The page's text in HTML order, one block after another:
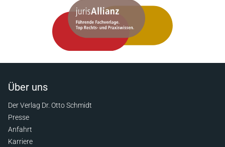
Über uns
Der Verlag Dr. Otto Schmidt
Presse
Anfahrt
Karriere